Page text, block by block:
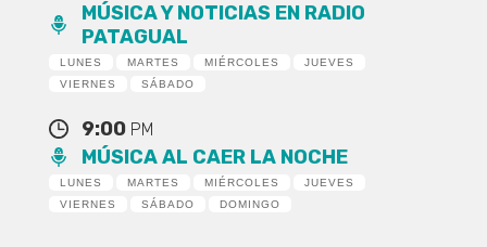
MÚSICA Y NOTICIAS EN RADIO
PATAGUAL
LUNES MARTES MIÉRCOLES
JUEVES
VIERNES
SÁBADO
9:00 PM
MÚSICA AL CAER LA NOCHE
LUNES MARTES MIÉRCOLES
JUEVES
VIERNES
SÁBADO DOMINGO